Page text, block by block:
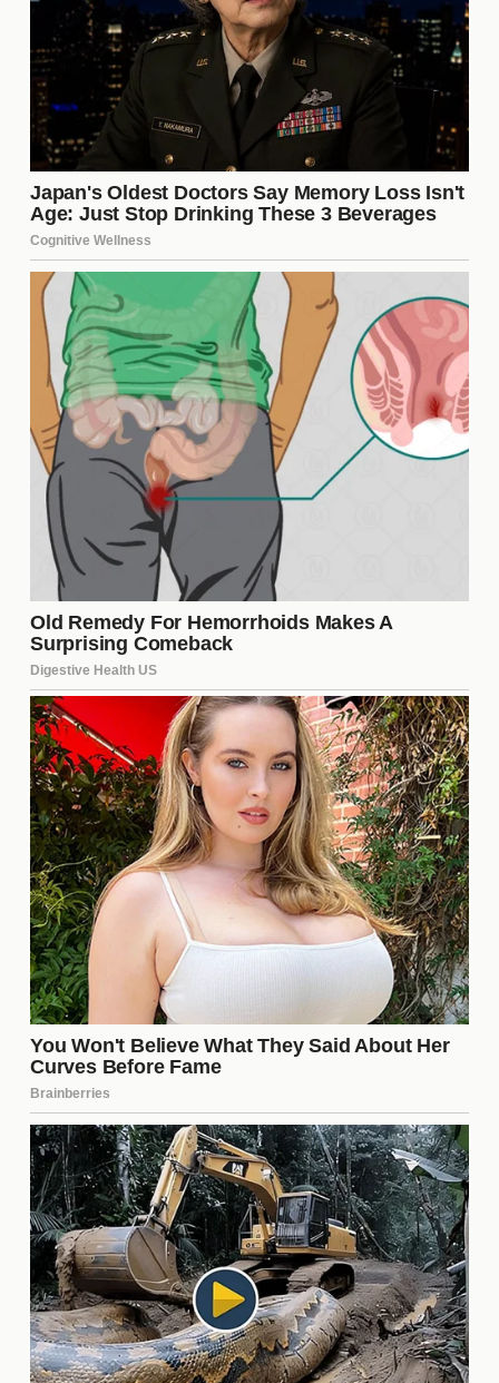
mejor posición en la tabla. La combinación de
juventud y experiencia podría ser la fórmula
perfecta para lograr los objetivos del club.
El Impacto en la Afición
Los **fichajes** y la continuidad de Corberán han
generado un gran entusiasmo entre los aficionados
del Valencia CF. La comunidad se siente optimista
sobre el futuro y espera que el equipo compita por
los primeros lugares. La conexión entre el club y sus
seguidores es vital, y estos cambios parecen
reforzar ese lazo emocional.
Evaluación del Rendimiento de
los Fichajes
Desde su llegada, los nuevos fichajes han mostrado
un rendimiento notable en los entrenamientos y
partidos amistosos. Es crucial evaluar su impacto
en el equipo para determinar si cumplen con las
expectativas. A continuación, se presentan algunos
aspectos clave a considerar:
Adaptación al estilo de juego del equipo.
Contribución en goles y asistencias.
Interacción con los jugadores veteranos.
Corberán y su Estrategia de
Juego
La estrategia de **Corberán** se centra en un
enfoque ofensivo, buscando maximizar las
habilidades de los nuevos jugadores. Su
metodología incluye la presión alta y un juego de
posesión que busca desestabilizar a las defensas
rivales. Este estilo no solo entretiene a los
aficionados, sino que también puede resultar en
una mayor efectividad en el campo.
Desarrollo de los Jóvenes
Talentos
El Valencia CF ha apostado por la formación de
jóvenes talentos, y los fichajes recientes
complementan esta estrategia. La combinación de
jugadores experimentados con jóvenes promesas